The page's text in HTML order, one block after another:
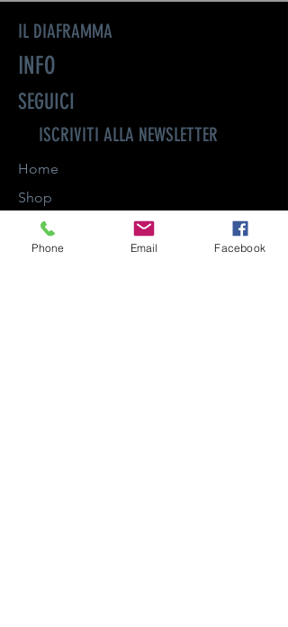
IL DIAFRAMMA
INFO
SEGUICI
ISCRIVITI ALLA NEWSLETTER
Home
Shop
About
Contact
Phone Email Facebook